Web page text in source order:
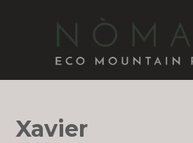
Xavier